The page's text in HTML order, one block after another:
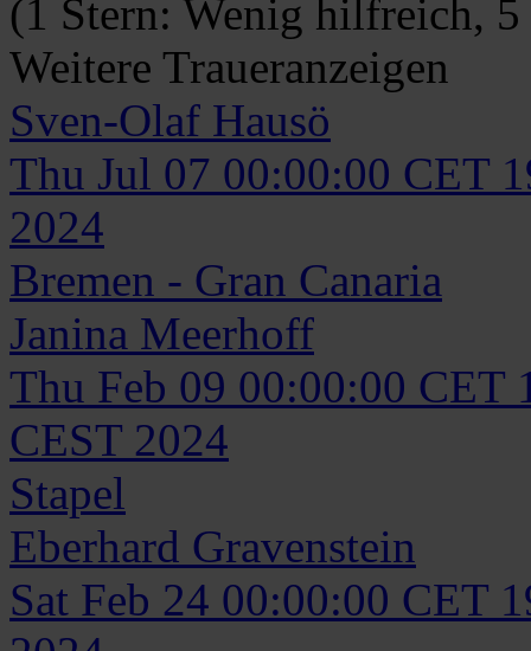
(1 Stern: Wenig hilfreich,
Weitere Traueranzeigen
Sven-Olaf Hausö
Thu Jul 07 00:00:00 CET
2024
Bremen - Gran Canaria
Janina Meerhoff
Thu Feb 09 00:00:00 CET
CEST 2024
Stapel
Eberhard Gravenstein
Sat Feb 24 00:00:00 CET